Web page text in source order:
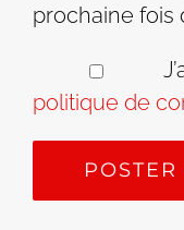
prochaine fois
politique de